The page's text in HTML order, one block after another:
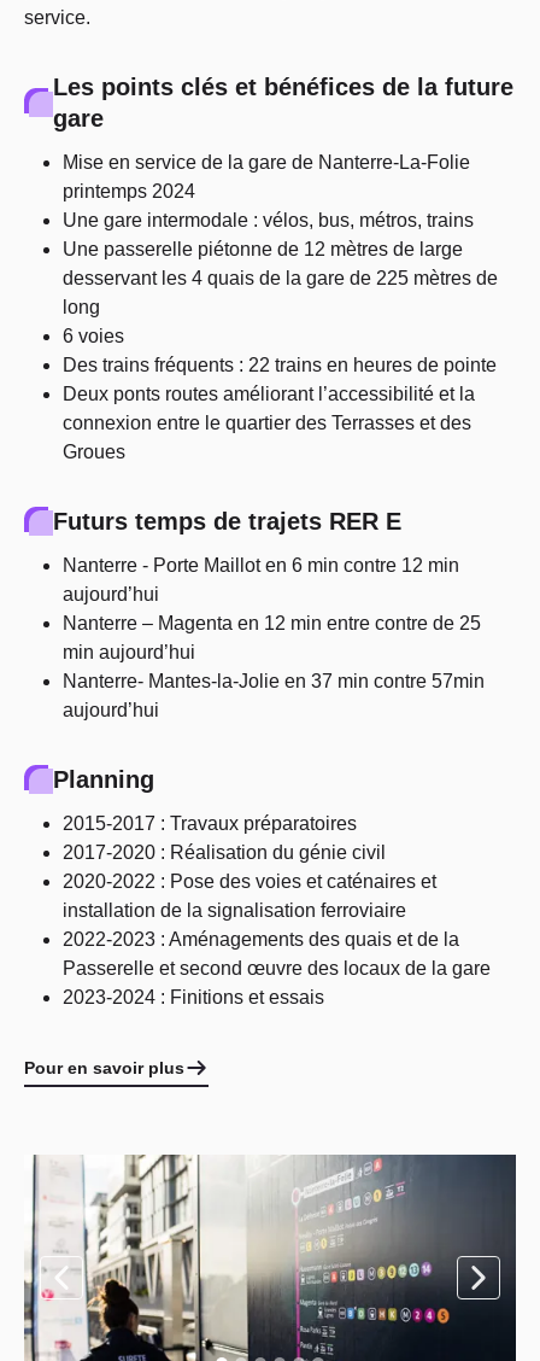
service.
Les points clés et bénéfices de la future
gare
Mise en service de la gare de Nanterre-La-Folie
printemps 2024
Une gare intermodale : vélos, bus, métros, trains
Une passerelle piétonne de 12 mètres de large
desservant les 4 quais de la gare de 225 mètres de
long
6 voies
Des trains fréquents : 22 trains en heures de pointe
Deux ponts routes améliorant l’accessibilité et la
connexion entre le quartier des Terrasses et des
Groues
Futurs temps de trajets RER E
Nanterre - Porte Maillot en 6 min contre 12 min
aujourd’hui
Nanterre – Magenta en 12 min entre contre de 25
min aujourd’hui
Nanterre- Mantes-la-Jolie en 37 min contre 57min
aujourd’hui
Planning
2015-2017 : Travaux préparatoires
2017-2020 : Réalisation du génie civil
2020-2022 : Pose des voies et caténaires et
installation de la signalisation ferroviaire
2022-2023 : Aménagements des quais et de la
Passerelle et second œuvre des locaux de la gare
2023-2024 : Finitions et essais
Pour en savoir plus